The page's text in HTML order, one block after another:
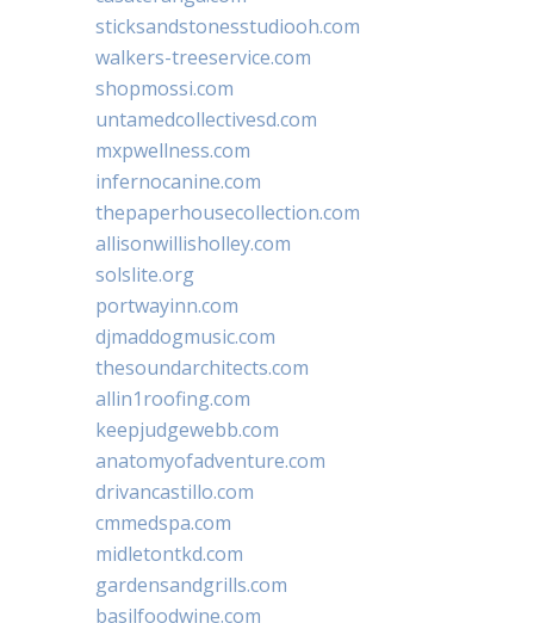
sticksandstonesstudiooh.com
walkers-treeservice.com
shopmossi.com
untamedcollectivesd.com
mxpwellness.com
infernocanine.com
thepaperhousecollection.com
allisonwillisholley.com
solslite.org
portwayinn.com
djmaddogmusic.com
thesoundarchitects.com
allin1roofing.com
keepjudgewebb.com
anatomyofadventure.com
drivancastillo.com
cmmedspa.com
midletontkd.com
gardensandgrills.com
basilfoodwine.com